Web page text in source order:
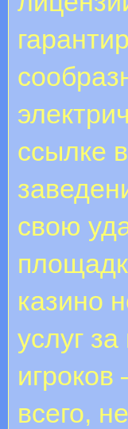
ссылке
свою
казино
услуг
всего,